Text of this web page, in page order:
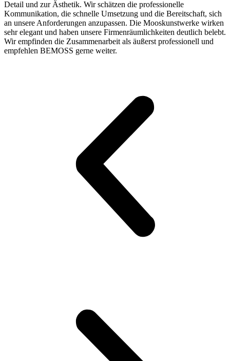
Detail und zur Ästhetik. Wir schätzen die professionelle
Kommunikation, die schnelle Umsetzung und die Bereitschaft, sich
an unsere Anforderungen anzupassen. Die Mooskunstwerke wirken
sehr elegant und haben unsere Firmenräumlichkeiten deutlich belebt.
Wir empfinden die Zusammenarbeit als äußerst professionell und
empfehlen BEMOSS gerne weiter.